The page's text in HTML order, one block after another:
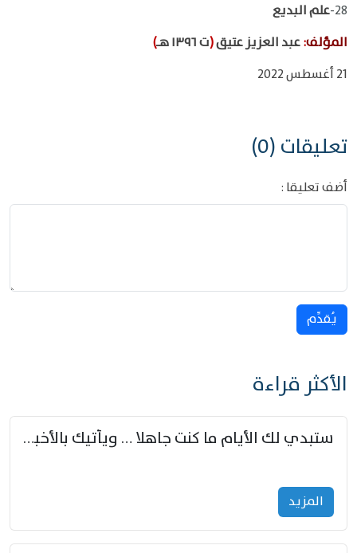
28- علم البديع
المؤلف:عبد العزيز عتيق(ت ١٣٩٦ هـ
)
21 أغسطس 2022
تعليقات (0)
أضف تعليقا :
يُقدِّم
الأكثر قراءة
ستبدي لك الأيام ما كنت جاهلا … ويأتيك بالأخبار من لم تزوّد
المزید